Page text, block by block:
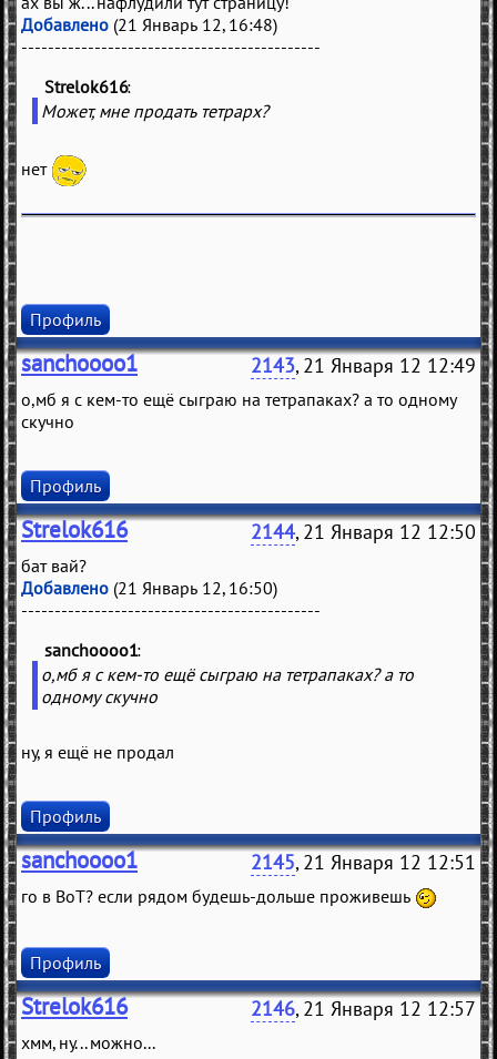
Добавлено (21 Январь 12, 16:48)
---------------------------------------------
Strelok616
Может, мне продать тетрарх?
нет
Профиль
sanchoooo1 2143, 21 Января 12 12:49
о,мб я с кем-то ещё сыграю на тетрапаках? а то одному
скучно
Профиль
Strelok616 2144, 21 Января 12 12:50
бат вай?
Добавлено (21 Январь 12, 16:50)
---------------------------------------------
sanchoooo1
о,мб я с кем-то ещё сыграю на тетрапаках? а то
одному скучно
ну, я ещё не продал
Профиль
sanchoooo1 2145, 21 Января 12 12:51
го в ВоТ? если рядом будешь-дольше проживешь
Профиль
Strelok616 2146, 21 Января 12 12:57
хмм, ну... можно...